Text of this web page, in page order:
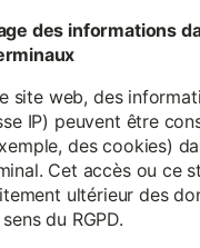
des informations
site web, des
IP) peuvent être
des cookies)
Cet accès ou ce
ultérieur des
du RGPD.